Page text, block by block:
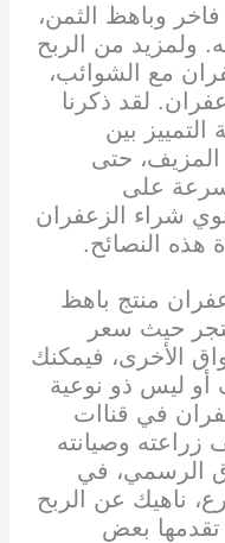
وباهظ الثمن،
ولمزيد من الربح
مع الشوائب،
لقد ذكرنا
بين
المزيف، حتى
على
شراء الزعفران
هذه النصائح.
منتج باهظ
حيث سعر
الأخرى، فيمكنك
أو ليس ذو نوعية
في قناات
زراعته وصيانته
الرسمي، في
ناهيك عن الربح
من 50% إلى 60% تقدمها بعض